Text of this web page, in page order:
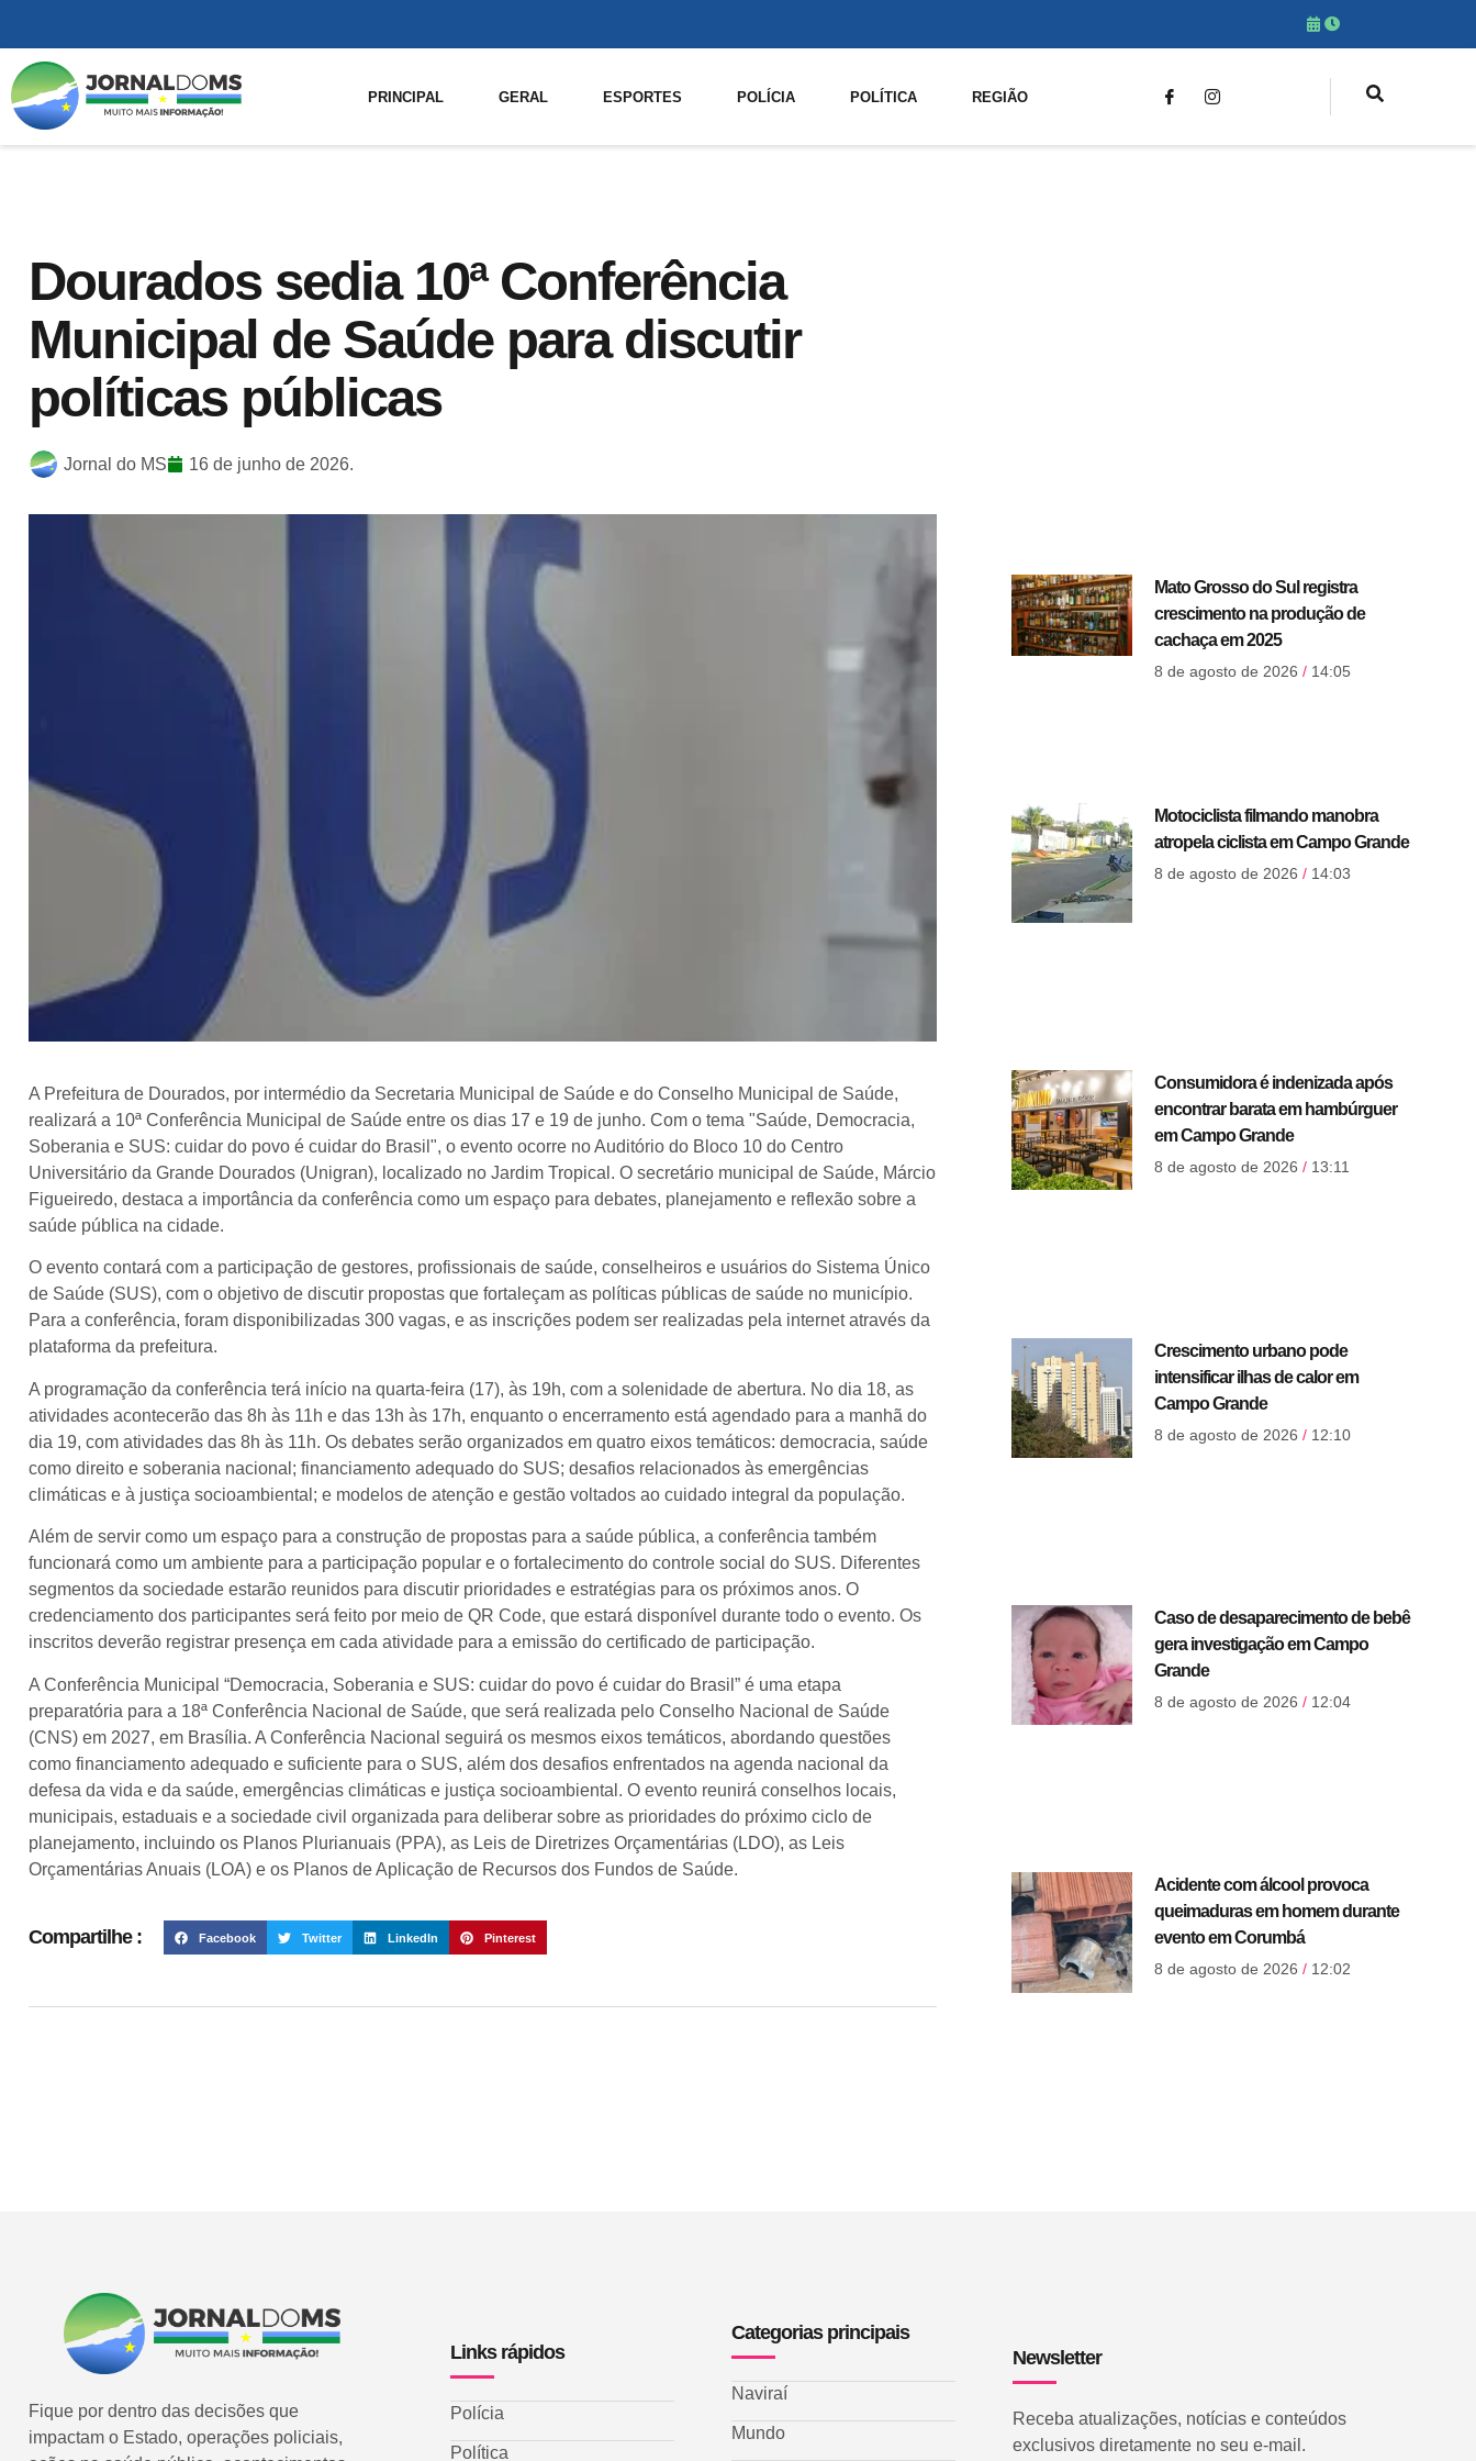
PRINCIPAL GERAL ESPORTES POLÍCIA POLÍTICA REGIÃO
Dourados sedia 10ª Conferência
Municipal de Saúde para discutir
políticas públicas
Jornal do MS 16 de junho de 2026.
A Prefeitura de Dourados, por intermédio da Secretaria Municipal de Saúde e do Conselho Municipal de Saúde,
realizará a 10ª Conferência Municipal de Saúde entre os dias 17 e 19 de junho. Com o tema "Saúde, Democracia,
Soberania e SUS: cuidar do povo é cuidar do Brasil", o evento ocorre no Auditório do Bloco 10 do Centro
Universitário da Grande Dourados (Unigran), localizado no Jardim Tropical. O secretário municipal de Saúde, Márcio
Figueiredo, destaca a importância da conferência como um espaço para debates, planejamento e reflexão sobre a
saúde pública na cidade.
O evento contará com a participação de gestores, profissionais de saúde, conselheiros e usuários do Sistema Único
de Saúde (SUS), com o objetivo de discutir propostas que fortaleçam as políticas públicas de saúde no município.
Para a conferência, foram disponibilizadas 300 vagas, e as inscrições podem ser realizadas pela internet através da
plataforma da prefeitura.
A programação da conferência terá início na quarta-feira (17), às 19h, com a solenidade de abertura. No dia 18, as
atividades acontecerão das 8h às 11h e das 13h às 17h, enquanto o encerramento está agendado para a manhã do
dia 19, com atividades das 8h às 11h. Os debates serão organizados em quatro eixos temáticos: democracia, saúde
como direito e soberania nacional; financiamento adequado do SUS; desafios relacionados às emergências
climáticas e à justiça socioambiental; e modelos de atenção e gestão voltados ao cuidado integral da população.
Além de servir como um espaço para a construção de propostas para a saúde pública, a conferência também
funcionará como um ambiente para a participação popular e o fortalecimento do controle social do SUS. Diferentes
segmentos da sociedade estarão reunidos para discutir prioridades e estratégias para os próximos anos. O
credenciamento dos participantes será feito por meio de QR Code, que estará disponível durante todo o evento. Os
inscritos deverão registrar presença em cada atividade para a emissão do certificado de participação.
A Conferência Municipal “Democracia, Soberania e SUS: cuidar do povo é cuidar do Brasil” é uma etapa
preparatória para a 18ª Conferência Nacional de Saúde, que será realizada pelo Conselho Nacional de Saúde
(CNS) em 2027, em Brasília. A Conferência Nacional seguirá os mesmos eixos temáticos, abordando questões
como financiamento adequado e suficiente para o SUS, além dos desafios enfrentados na agenda nacional da
defesa da vida e da saúde, emergências climáticas e justiça socioambiental. O evento reunirá conselhos locais,
municipais, estaduais e a sociedade civil organizada para deliberar sobre as prioridades do próximo ciclo de
planejamento, incluindo os Planos Plurianuais (PPA), as Leis de Diretrizes Orçamentárias (LDO), as Leis
Orçamentárias Anuais (LOA) e os Planos de Aplicação de Recursos dos Fundos de Saúde.
Compartilhe : Facebook Twitter LinkedIn Pinterest
Mato Grosso do Sul registra
crescimento na produção de
cachaça em 2025
8 de agosto de 2026 14:05
Motociclista filmando manobra
atropela ciclista em Campo Grande
8 de agosto de 2026 14:03
Consumidora é indenizada após
encontrar barata em hambúrguer
em Campo Grande
8 de agosto de 2026 13:11
Crescimento urbano pode
intensificar ilhas de calor em
Campo Grande
8 de agosto de 2026 12:10
Caso de desaparecimento de bebê
gera investigação em Campo
Grande
8 de agosto de 2026 12:04
Acidente com álcool provoca
queimaduras em homem durante
evento em Corumbá
8 de agosto de 2026 12:02
Fique por dentro das decisões que
impactam o Estado, operações policiais,
Links rápidos
Polícia
Política
Categorias principais
Naviraí
Mundo
Newsletter
Receba atualizações, notícias e conteúdos
exclusivos diretamente no seu e-mail.